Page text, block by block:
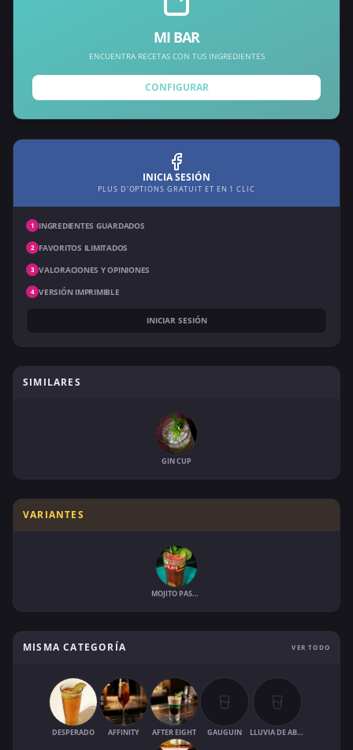
MI BAR
ENCUENTRA RECETAS CON TUS INGREDIENTES
CONFIGURAR
INICIA SESIÓN
PLUS D'OPTIONS GRATUIT ET EN 1 CLIC
1 INGREDIENTES GUARDADOS
2 FAVORITOS ILIMITADOS
3 VALORACIONES Y OPINIONES
4 VERSIÓN IMPRIMIBLE
INICIAR SESIÓN
SIMILARES
GIN CUP
VARIANTES
MOJITO PASTÈQUE
MISMA CATEGORÍA VER TODO
DESPERADO AFFINITY AFTER EIGHT GAUGUIN LLUVIA DE ABRIL